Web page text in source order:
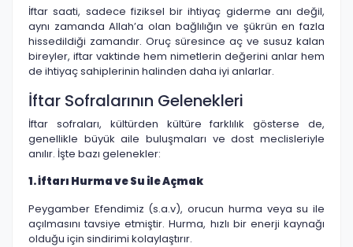
İftar saati, sadece fiziksel bir ihtiyaç giderme anı değil,
aynı zamanda Allah’a olan bağlılığın ve şükrün en fazla
hissedildiği zamandır. Oruç süresince aç ve susuz kalan
bireyler, iftar vaktinde hem nimetlerin değerini anlar hem
de ihtiyaç sahiplerinin halinden daha iyi anlarlar.
İftar Sofralarının Gelenekleri
İftar sofraları, kültürden kültüre farklılık gösterse de,
genellikle büyük aile buluşmaları ve dost meclisleriyle
anılır. İşte bazı gelenekler:
1. İftarı Hurma ve Su ile Açmak
Peygamber Efendimiz (s.a.v), orucun hurma veya su ile
açılmasını tavsiye etmiştir. Hurma, hızlı bir enerji kaynağı
olduğu için sindirimi kolaylaştırır.